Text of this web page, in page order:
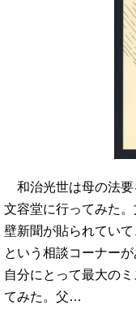
和治光世は母の法要
文容堂に行ってみた
壁新聞が貼られてい
という相談コーナー
自分にとって最大の
てみた。父…